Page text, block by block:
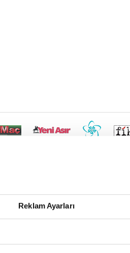
Reklam Ayarları